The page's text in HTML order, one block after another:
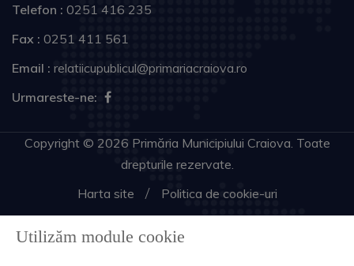
Telefon : 0251 416 235
Fax : 0251 411 561
Email : relatiicupublicul@primariacraiova.ro
Urmareste-ne:
Copyright © 2026 Primăria Municipiului Craiova. Toate
drepturile rezervate.
Harta site
Politica de cookie-uri
Utilizăm module cookie